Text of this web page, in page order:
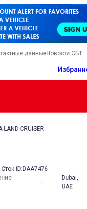
данныеНовости СБТ
LAND CRUISER
Сток ID: DAA7476
:
Dubai,
UAE